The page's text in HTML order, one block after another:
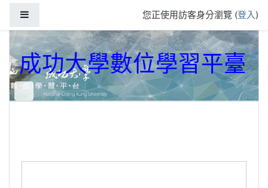
您正使用訪客身分瀏覽 (登入)
成功大學數位學習平臺